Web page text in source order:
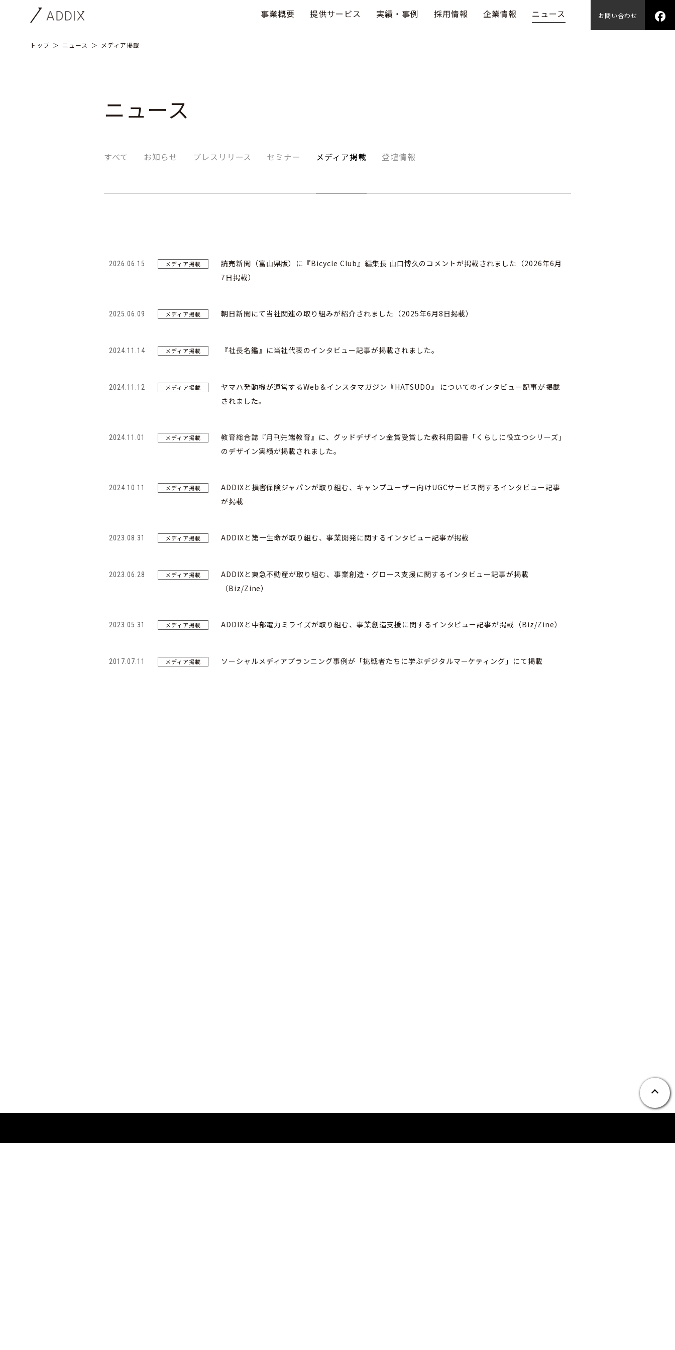
事業概要 提供サービス 実績・事例 採用情報 企業情報 ニュース お問い合わせ
トップ ニュース メディア掲載
ニュース
すべて お知らせ プレスリリース セミナー メディア掲載 登壇情報
2026.06.15 メディア掲載
読売新聞（富山県版）に『Bicycle Club』編集長 山口博久のコメントが掲載されました（2026年6月
7日掲載）
2025.06.09 メディア掲載 朝日新聞にて当社関連の取り組みが紹介されました（2025年6月8日掲載）
2024.11.14 メディア掲載 『社長名鑑』に当社代表のインタビュー記事が掲載されました。
2024.11.12 メディア掲載
ヤマハ発動機が運営するWeb＆インスタマガジン『HATSUDO』 についてのインタビュー記事が掲載
されました。
2024.11.01 メディア掲載
教育総合誌『月刊先端教育』に、グッドデザイン金賞受賞した教科用図書「くらしに役立つシリーズ」
のデザイン実績が掲載されました。
2024.10.11 メディア掲載
ADDIXと損害保険ジャパンが取り組む、キャンプユーザー向けUGCサービス関するインタビュー記事
が掲載
2023.08.31 メディア掲載 ADDIXと第一生命が取り組む、事業開発に関するインタビュー記事が掲載
2023.06.28 メディア掲載
ADDIXと東急不動産が取り組む、事業創造・グロース支援に関するインタビュー記事が掲載
（Biz/Zine）
2023.05.31 メディア掲載 ADDIXと中部電力ミライズが取り組む、事業創造支援に関するインタビュー記事が掲載（Biz/Zine）
2017.07.11 メディア掲載 ソーシャルメディアプランニング事例が「挑戦者たちに学ぶデジタルマーケティング」にて掲載